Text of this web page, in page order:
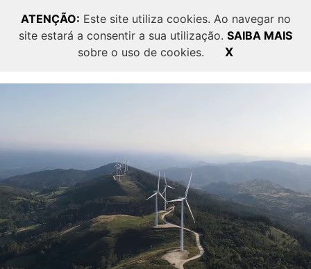
ATENÇÃO: Este site utiliza cookies. Ao navegar no
site estará a consentir a sua utilização. SAIBA MAIS
sobre o uso de cookies.
X
PT EN